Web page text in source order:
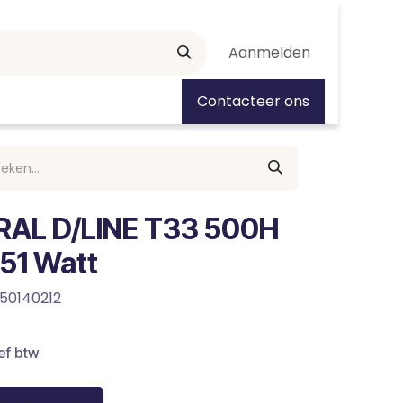
Aanmelden
Contacteer ons
D/LINE T33 500H
Watt
btw